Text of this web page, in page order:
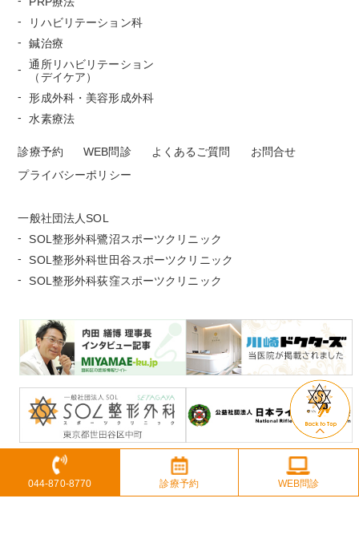
リハビリテーション科
鍼治療
通所リハビリテーション
（デイケア）
形成外科・美容形成外科
水素療法
診療予約 WEB問診 よくあるご質問
お問合せ
プライバシーポリシー
一般社団法人SOL
SOL整形外科鷺沼スポーツクリニック
SOL整形外科世田谷スポーツクリニック
SOL整形外科荻窪スポーツクリニック
044-870-8770 診療予約 WEB問診